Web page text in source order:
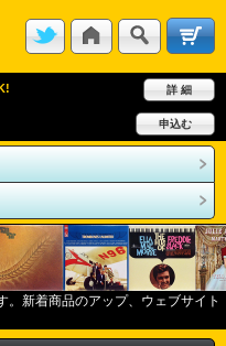
詳 細
申込む
。新着商品のアップ、ウェブサイト